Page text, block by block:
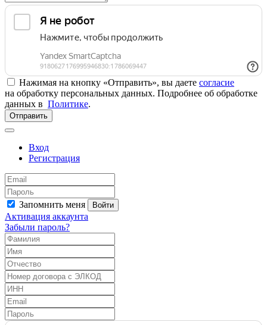
Нажимая на кнопку «Отправить», вы даете согласие
на обработку персональных данных. Подробнее об обработке
данных в Политике.
Отправить
Вход
Регистрация
Запомнить меня Войти
Активация аккаунта
Забыли пароль?